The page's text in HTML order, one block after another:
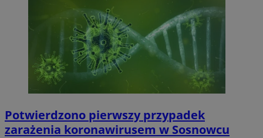
Potwierdzono pierwszy przypadek
zarażenia koronawirusem w Sosnowcu